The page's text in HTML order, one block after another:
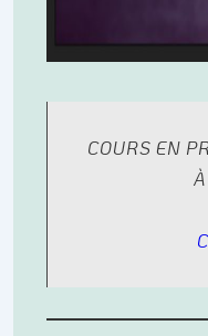
COURS EN